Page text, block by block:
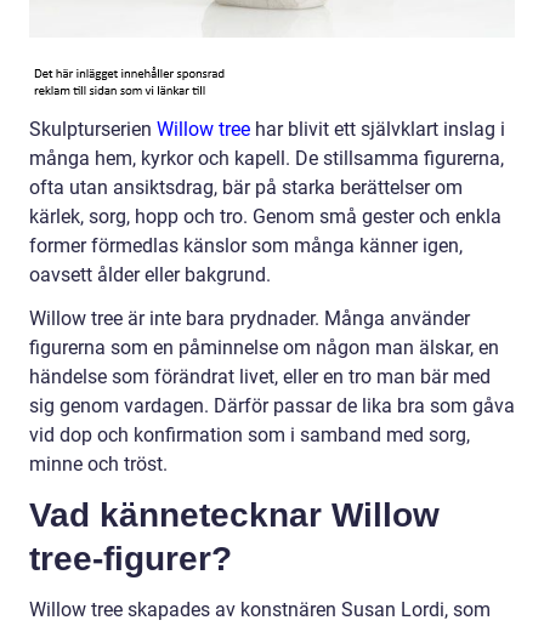
Skulpturserien Willow tree har blivit ett självklart inslag i
många hem, kyrkor och kapell. De stillsamma figurerna,
ofta utan ansiktsdrag, bär på starka berättelser om
kärlek, sorg, hopp och tro. Genom små gester och enkla
former förmedlas känslor som många känner igen,
oavsett ålder eller bakgrund.
Willow tree är inte bara prydnader. Många använder
figurerna som en påminnelse om någon man älskar, en
händelse som förändrat livet, eller en tro man bär med
sig genom vardagen. Därför passar de lika bra som gåva
vid dop och konfirmation som i samband med sorg,
minne och tröst.
Vad kännetecknar Willow
tree-figurer?
Willow tree skapades av konstnären Susan Lordi, som